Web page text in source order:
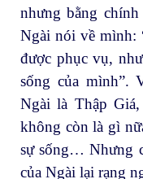
nhưng bằng
Ngài nói về mình:
được phục vụ,
sống của mình”.
Ngài là Thập
không còn là gì
sự sống… Nhưng
của Ngài lại rạng